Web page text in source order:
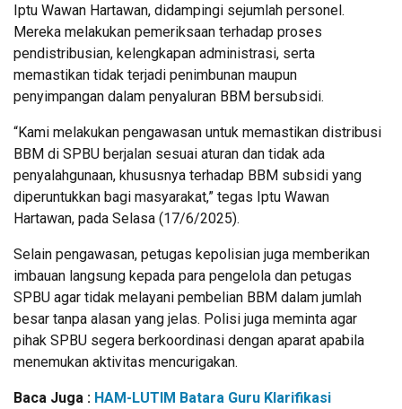
Iptu Wawan Hartawan, didampingi sejumlah personel.
Mereka melakukan pemeriksaan terhadap proses
pendistribusian, kelengkapan administrasi, serta
memastikan tidak terjadi penimbunan maupun
penyimpangan dalam penyaluran BBM bersubsidi.
“Kami melakukan pengawasan untuk memastikan distribusi
BBM di SPBU berjalan sesuai aturan dan tidak ada
penyalahgunaan, khususnya terhadap BBM subsidi yang
diperuntukkan bagi masyarakat,” tegas Iptu Wawan
Hartawan, pada Selasa (17/6/2025).
Selain pengawasan, petugas kepolisian juga memberikan
imbauan langsung kepada para pengelola dan petugas
SPBU agar tidak melayani pembelian BBM dalam jumlah
besar tanpa alasan yang jelas. Polisi juga meminta agar
pihak SPBU segera berkoordinasi dengan aparat apabila
menemukan aktivitas mencurigakan.
Baca Juga : HAM-LUTIM Batara Guru Klarifikasi